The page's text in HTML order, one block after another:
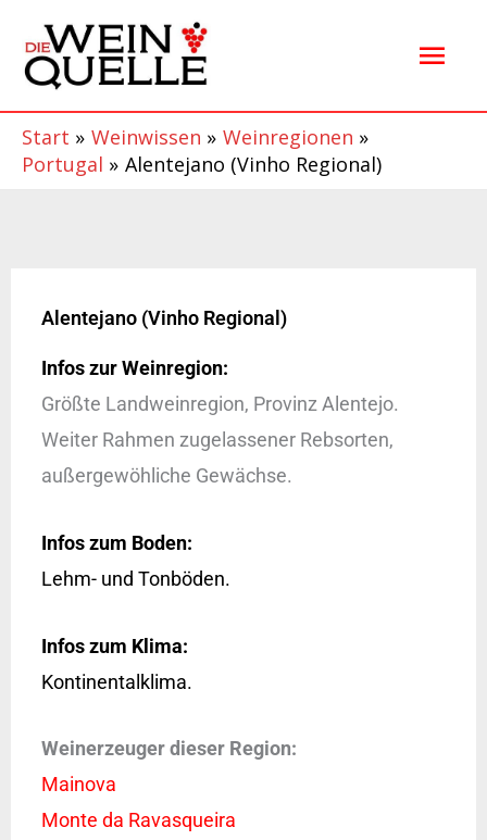
Inhalt
springen
Start Weinwissen
Weinregionen
Portugal
Alentejano (Vinho Regional)
Alentejano (Vinho Regional)
Infos zur Weinregion:
Größte Landweinregion, Provinz Alentejo.
Weiter Rahmen zugelassener Rebsorten,
außergewöhliche Gewächse.
Infos zum Boden:
Lehm- und Tonböden.
Infos zum Klima:
Kontinentalklima.
Weinerzeuger dieser Region:
Mainova
Monte da Ravasqueira